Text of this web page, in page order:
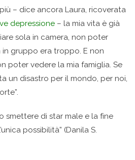
– dice ancora Laura, ricoverata
depressione – la mia vita è già
sola in camera, non poter
gruppo era troppo. E non
poter vedere la mia famiglia. Se
un disastro per il mondo, per noi,
smettere di star male e la fine
possibilità” (Danila S.